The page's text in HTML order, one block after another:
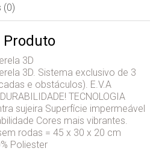
(0)
Produto
3D
3D. Sistema exclusivo de 3
e obstáculos). E.V.A
TECNOLOGIA
sujeira Superfície impermeável
Cores mais vibrantes.
rodas = 45 x 30 x 20 cm
Poliester